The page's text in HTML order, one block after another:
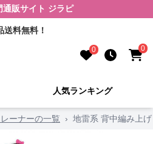
通販サイト ジラピ
送料無料！
0 0
人気ランキング
ーナーの一覧 › 地雷系 背中編み上